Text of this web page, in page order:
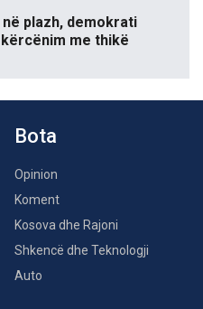
plazh, demokrati
me thikë
Bota
Opinion
Koment
Kosova dhe Rajoni
Shkencë dhe Teknologji
Auto